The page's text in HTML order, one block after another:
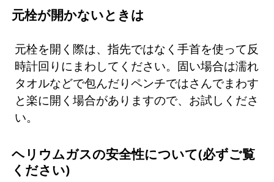
元栓が開かないときは
元栓を開く際は、指先ではなく手首を使って反
時計回りにまわしてください。固い場合は濡れ
タオルなどで包んだりペンチではさんでまわす
と楽に開く場合がありますので、お試しくださ
い。
ヘリウムガスの安全性について(必ずご覧
ください)